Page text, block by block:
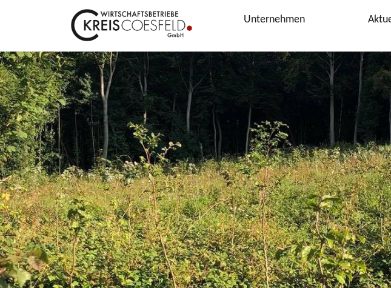
Unternehmen